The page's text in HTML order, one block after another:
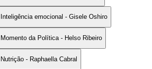
Inteligência emocional - Gisele Oshiro
Momento da Política - Helso Ribeiro
Nutrição - Raphaella Cabral